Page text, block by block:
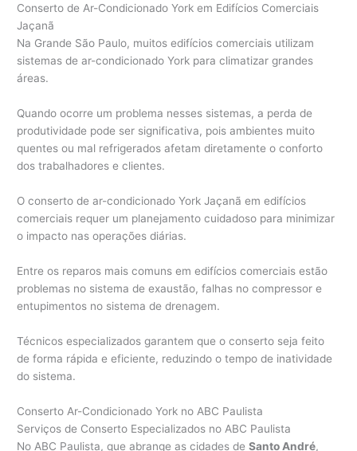
Conserto de Ar-Condicionado York em Edifícios Comerciais
Jaçanã
Na Grande São Paulo, muitos edifícios comerciais utilizam
sistemas de ar-condicionado York para climatizar grandes
áreas.
Quando ocorre um problema nesses sistemas, a perda de
produtividade pode ser significativa, pois ambientes muito
quentes ou mal refrigerados afetam diretamente o conforto
dos trabalhadores e clientes.
O conserto de ar-condicionado York Jaçanã em edifícios
comerciais requer um planejamento cuidadoso para minimizar
o impacto nas operações diárias.
Entre os reparos mais comuns em edifícios comerciais estão
problemas no sistema de exaustão, falhas no compressor e
entupimentos no sistema de drenagem.
Técnicos especializados garantem que o conserto seja feito
de forma rápida e eficiente, reduzindo o tempo de inatividade
do sistema.
Conserto Ar-Condicionado York no ABC Paulista
Serviços de Conserto Especializados no ABC Paulista
No ABC Paulista, que abrange as cidades deSanto André,